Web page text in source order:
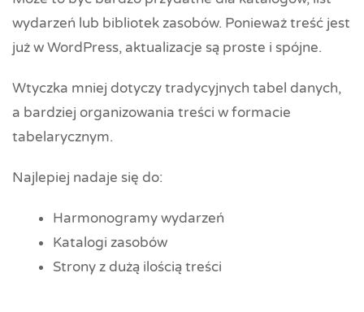
wydarzeń lub bibliotek zasobów. Ponieważ treść jest
już w WordPress, aktualizacje są proste i spójne.
Wtyczka mniej dotyczy tradycyjnych tabel danych,
a bardziej organizowania treści w formacie
tabelarycznym.
Najlepiej nadaje się do:
Harmonogramy wydarzeń
Katalogi zasobów
Strony z dużą ilością treści